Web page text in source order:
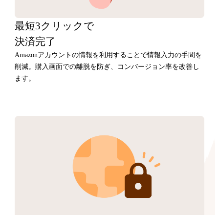
最短3クリックで
決済完了
Amazonアカウントの情報を利用することで情報入力の手間を
削減。購入画面での離脱を防ぎ、コンバージョン率を改善し
ます。